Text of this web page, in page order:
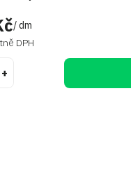
/ dm
DPH